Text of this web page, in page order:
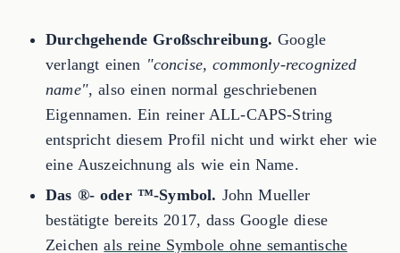
Durchgehende Großschreibung. Google
verlangt einen "concise, commonly-recognized
name", also einen normal geschriebenen
Eigennamen. Ein reiner ALL-CAPS-String
entspricht diesem Profil nicht und wirkt eher wie
eine Auszeichnung als wie ein Name.
Das ®- oder ™-Symbol. John Mueller
bestätigte bereits 2017, dass Google diese
Zeichenals reine Symbole ohne semantische